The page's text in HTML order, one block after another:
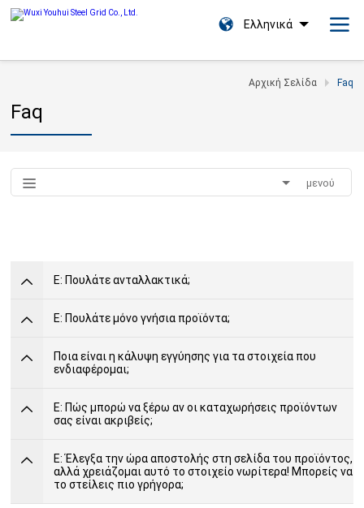
Ελληνικά
Αρχική Σελίδα Faq
Faq
μενού
Ε: Πουλάτε ανταλλακτικά;
Ε: Πουλάτε μόνο γνήσια προϊόντα;
Ποια είναι η κάλυψη εγγύησης για τα στοιχεία που
ενδιαφέρομαι;
Ε: Πώς μπορώ να ξέρω αν οι καταχωρήσεις προϊόντων
σας είναι ακριβείς;
Ε: Έλεγξα την ώρα αποστολής στη σελίδα του προϊόντος,
αλλά χρειάζομαι αυτό το στοιχείο νωρίτερα! Μπορείς να
το στείλεις πιο γρήγορα;